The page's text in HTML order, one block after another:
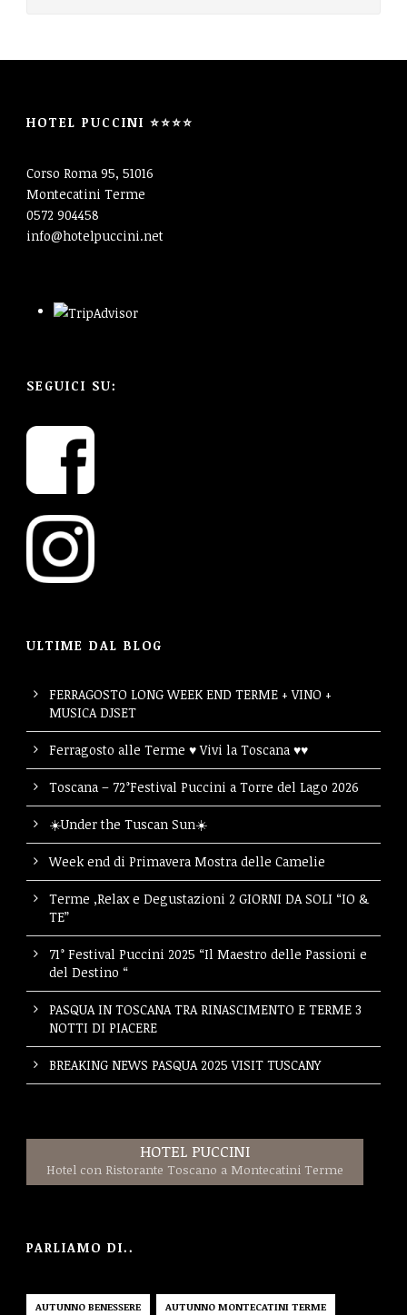
HOTEL PUCCINI ⭐⭐⭐⭐
Corso Roma 95, 51016
Montecatini Terme
0572 904458
info@hotelpuccini.net
SEGUICI SU:
ULTIME DAL BLOG
FERRAGOSTO LONG WEEK END TERME + VINO +
MUSICA DJSET
Ferragosto alle Terme ♥ Vivi la Toscana ♥♥
Toscana – 72°Festival Puccini a Torre del Lago 2026
☀️Under the Tuscan Sun☀️
Week end di Primavera Mostra delle Camelie
Terme ,Relax e Degustazioni 2 GIORNI DA SOLI “IO &
TE”
71° Festival Puccini 2025 “Il Maestro delle Passioni e
del Destino “
PASQUA IN TOSCANA TRA RINASCIMENTO E TERME 3
NOTTI DI PIACERE
BREAKING NEWS PASQUA 2025 VISIT TUSCANY
HOTEL PUCCINI
Hotel con Ristorante Toscano a Montecatini Terme
PARLIAMO DI..
AUTUNNO BENESSERE AUTUNNO MONTECATINI TERME